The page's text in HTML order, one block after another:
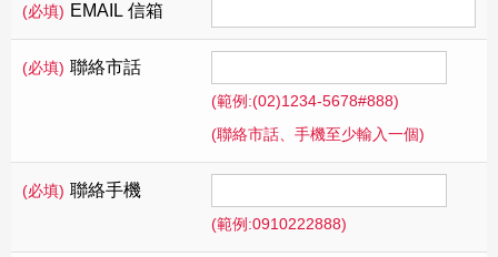
(必填) EMAIL 信箱
(必填) 聯絡市話
(範例:(02)1234-5678#888)
(聯絡市話、手機至少輸入一個)
(必填) 聯絡手機
(範例:0910222888)